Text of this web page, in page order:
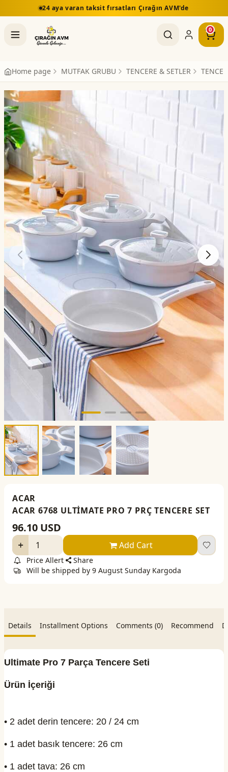
AVM'de 5.000 TL üzeri alışverişlerde
0
Home page MUTFAK GRUBU TENCERE & SETLER
ACAR
ACAR 6768 ULTİMATE PRO 7 PRÇ TENCERE SET
96.10 USD
Add Cart
Price Allert
Share
Will be shipped by 9 August Sunday Kargoda
Details Installment Options Comments (0) Recommend
Ultimate Pro 7 Parça Tencere Seti
Ürün İçeriği
• 2 adet derin tencere: 20 / 24 cm
• 1 adet basık tencere: 26 cm
• 1 adet tava: 26 cm